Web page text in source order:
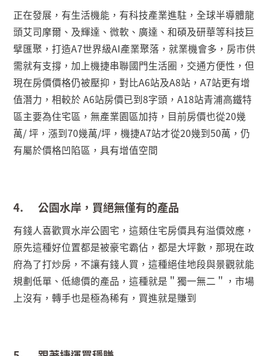
正在發展，有生活機能，有科技產業進駐，全球半導體龍
頭艾司摩爾、及輝達、微軟、廣達、和碩及研華等科技巨
擘匯聚，打造A7世界級AI產業聚落，就業機會多，房市供
需就有支撐，加上機捷串聯國門生活圈，交通方便性，但
現在房價價格仍被壓抑，對比A6站及A8站，A7站更有增
值潛力，相較於 A6站房價已到8字頭，A18站青浦高鐵特
區主要為住宅區，無產業園區加持，目前房價也從20幾
萬/坪，漲到70幾萬/坪，機捷A7站才從20幾到50萬，仍
有屬於價格凹陷區，具有增值空間
4.公園水岸，買絕無僅有的產品
有錢人喜歡買水岸公園宅，這類住宅房價具有溢價效應，
原先這種好位置都是被豪宅霸佔，都是大坪數，那現在政
府為了打炒房，不讓有錢人買，這種絕佳地段與景觀就能
規劃低單、低總價的產品，這種就是＂獨一無二＂，市場
上沒有，轉手也是極為稀有，買進就是賺到